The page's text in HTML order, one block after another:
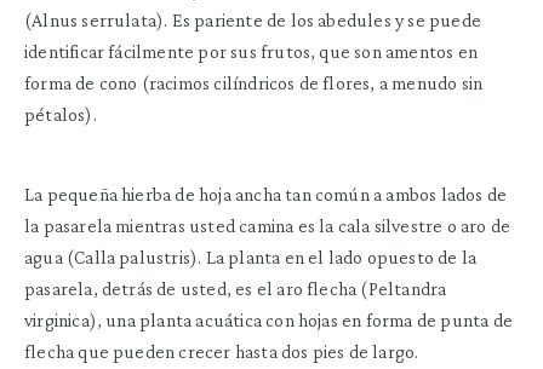
(Alnus serrulata). Es pariente de los abedules y se puede
identificar fácilmente por sus frutos, que son amentos en
forma de cono (racimos cilíndricos de flores, a menudo sin
pétalos).
La pequeña hierba de hoja ancha tan común a ambos lados de
la pasarela mientras usted camina es la cala silvestre o aro de
agua (Calla palustris). La planta en el lado opuesto de la
pasarela, detrás de usted, es el aro flecha (Peltandra
virginica), una planta acuática con hojas en forma de punta de
flecha que pueden crecer hasta dos pies de largo.